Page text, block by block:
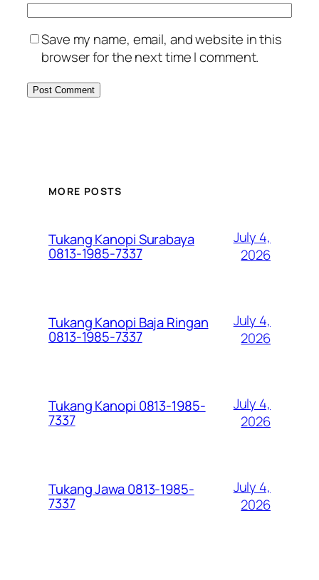
Save my name, email, and website in this
browser for the next time I comment.
MORE POSTS
Tukang Kanopi Surabaya
0813-1985-7337
July 4,
2026
Tukang Kanopi Baja Ringan
0813-1985-7337
July 4,
2026
Tukang Kanopi 0813-1985-
7337
July 4,
2026
Tukang Jawa 0813-1985-
7337
July 4,
2026